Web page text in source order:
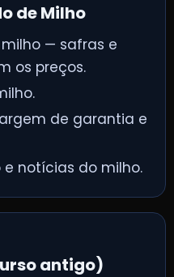
de Milho
— safras e
os preços.
de garantia e
notícias do milho.
antigo)